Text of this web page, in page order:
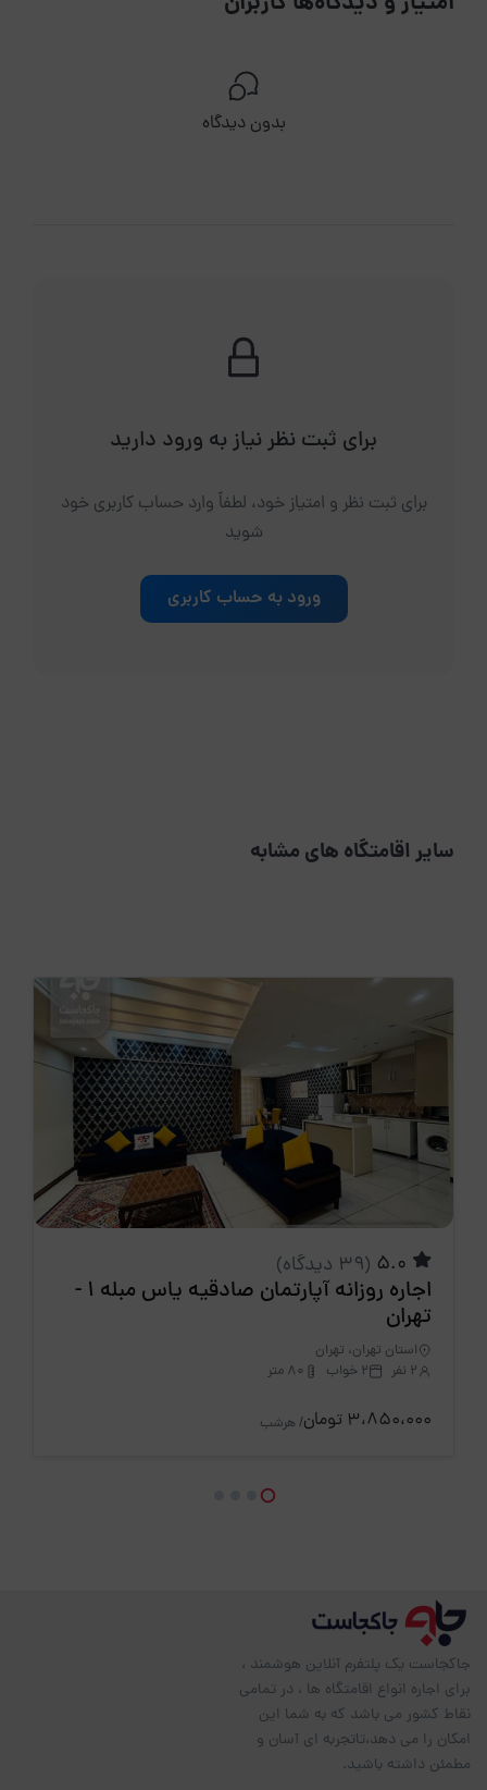
بدون دیدگاه
برای ثبت نظر نیاز به ورود دارید
برای ثبت نظر و امتیاز خود، لطفاً وارد حساب کاربری خود
شوید
ورود به حساب کاربری
سایر اقامتگاه های مشابه
(39 دیدگاه)
اجاره روزانه آپارتمان صادقیه یاس مبله 1 -
تهران
استان تهران، تهران
2 نفر
2 خواب 80 متر
3،850،000 تومان / هرشب
جاکجاست یک پلتفرم آنلاین هوشمند ،
برای اجاره انواع اقامتگاه ها ، در تمامی
نقاط کشور می باشد که به شما این
امکان را می دهد،تاتجربه ای آسان و
مطمئن داشته باشید.